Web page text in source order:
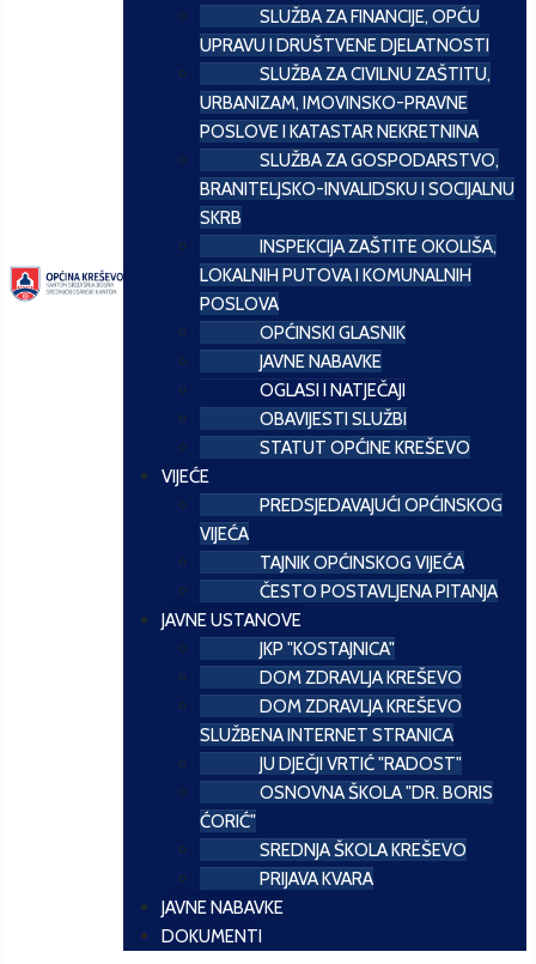
SLUŽBA ZA FINANCIJE, OPĆU
UPRAVU I DRUŠTVENE DJELATNOSTI
SLUŽBA ZA CIVILNU ZAŠTITU,
URBANIZAM, IMOVINSKO-PRAVNE
POSLOVE I KATASTAR NEKRETNINA
SLUŽBA ZA GOSPODARSTVO,
BRANITELJSKO-INVALIDSKU I SOCIJALNU
SKRB
INSPEKCIJA ZAŠTITE OKOLIŠA,
LOKALNIH PUTOVA I KOMUNALNIH
POSLOVA
OPĆINSKI GLASNIK
JAVNE NABAVKE
OGLASI I NATJEČAJI
OBAVIJESTI SLUŽBI
STATUT OPĆINE KREŠEVO
VIJEĆE
PREDSJEDAVAJUĆI OPĆINSKOG
VIJEĆA
TAJNIK OPĆINSKOG VIJEĆA
ČESTO POSTAVLJENA PITANJA
JAVNE USTANOVE
JKP "KOSTAJNICA"
DOM ZDRAVLJA KREŠEVO
DOM ZDRAVLJA KREŠEVO
SLUŽBENA INTERNET STRANICA
JU DJEČJI VRTIĆ "RADOST"
OSNOVNA ŠKOLA "DR. BORIS
ĆORIĆ"
SREDNJA ŠKOLA KREŠEVO
PRIJAVA KVARA
JAVNE NABAVKE
DOKUMENTI